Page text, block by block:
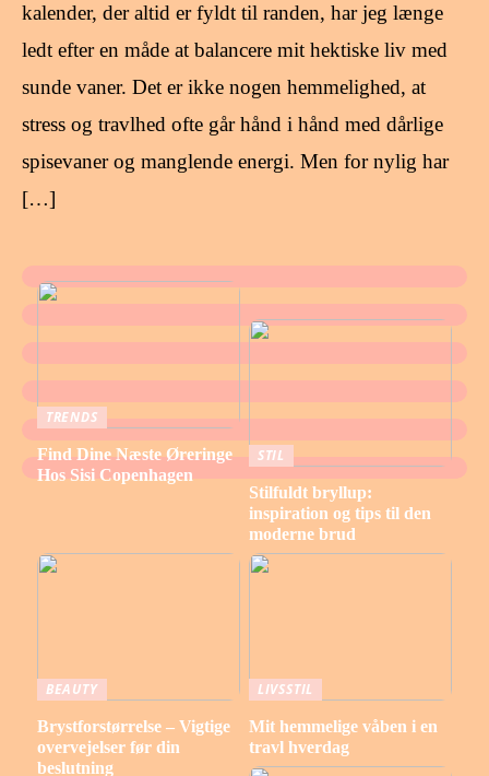
kalender, der altid er fyldt til randen, har jeg længe
ledt efter en måde at balancere mit hektiske liv med
sunde vaner. Det er ikke nogen hemmelighed, at
stress og travlhed ofte går hånd i hånd med dårlige
spisevaner og manglende energi. Men for nylig har
[…]
TRENDS
Find Dine Næste Øreringe
Hos Sisi Copenhagen
STIL
Stilfuldt bryllup:
inspiration og tips til den
moderne brud
BEAUTY
Brystforstørrelse – Vigtige
overvejelser før din
beslutning
LIVSSTIL
Mit hemmelige våben i en
travl hverdag